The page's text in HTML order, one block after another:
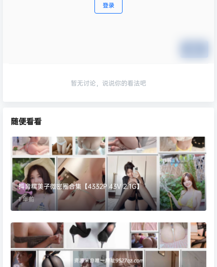
登录
暂无讨论，说说你的看法吧
随便看看
抖音糯美子微密圈合集【4332P 43V 2.1G】
1 年前